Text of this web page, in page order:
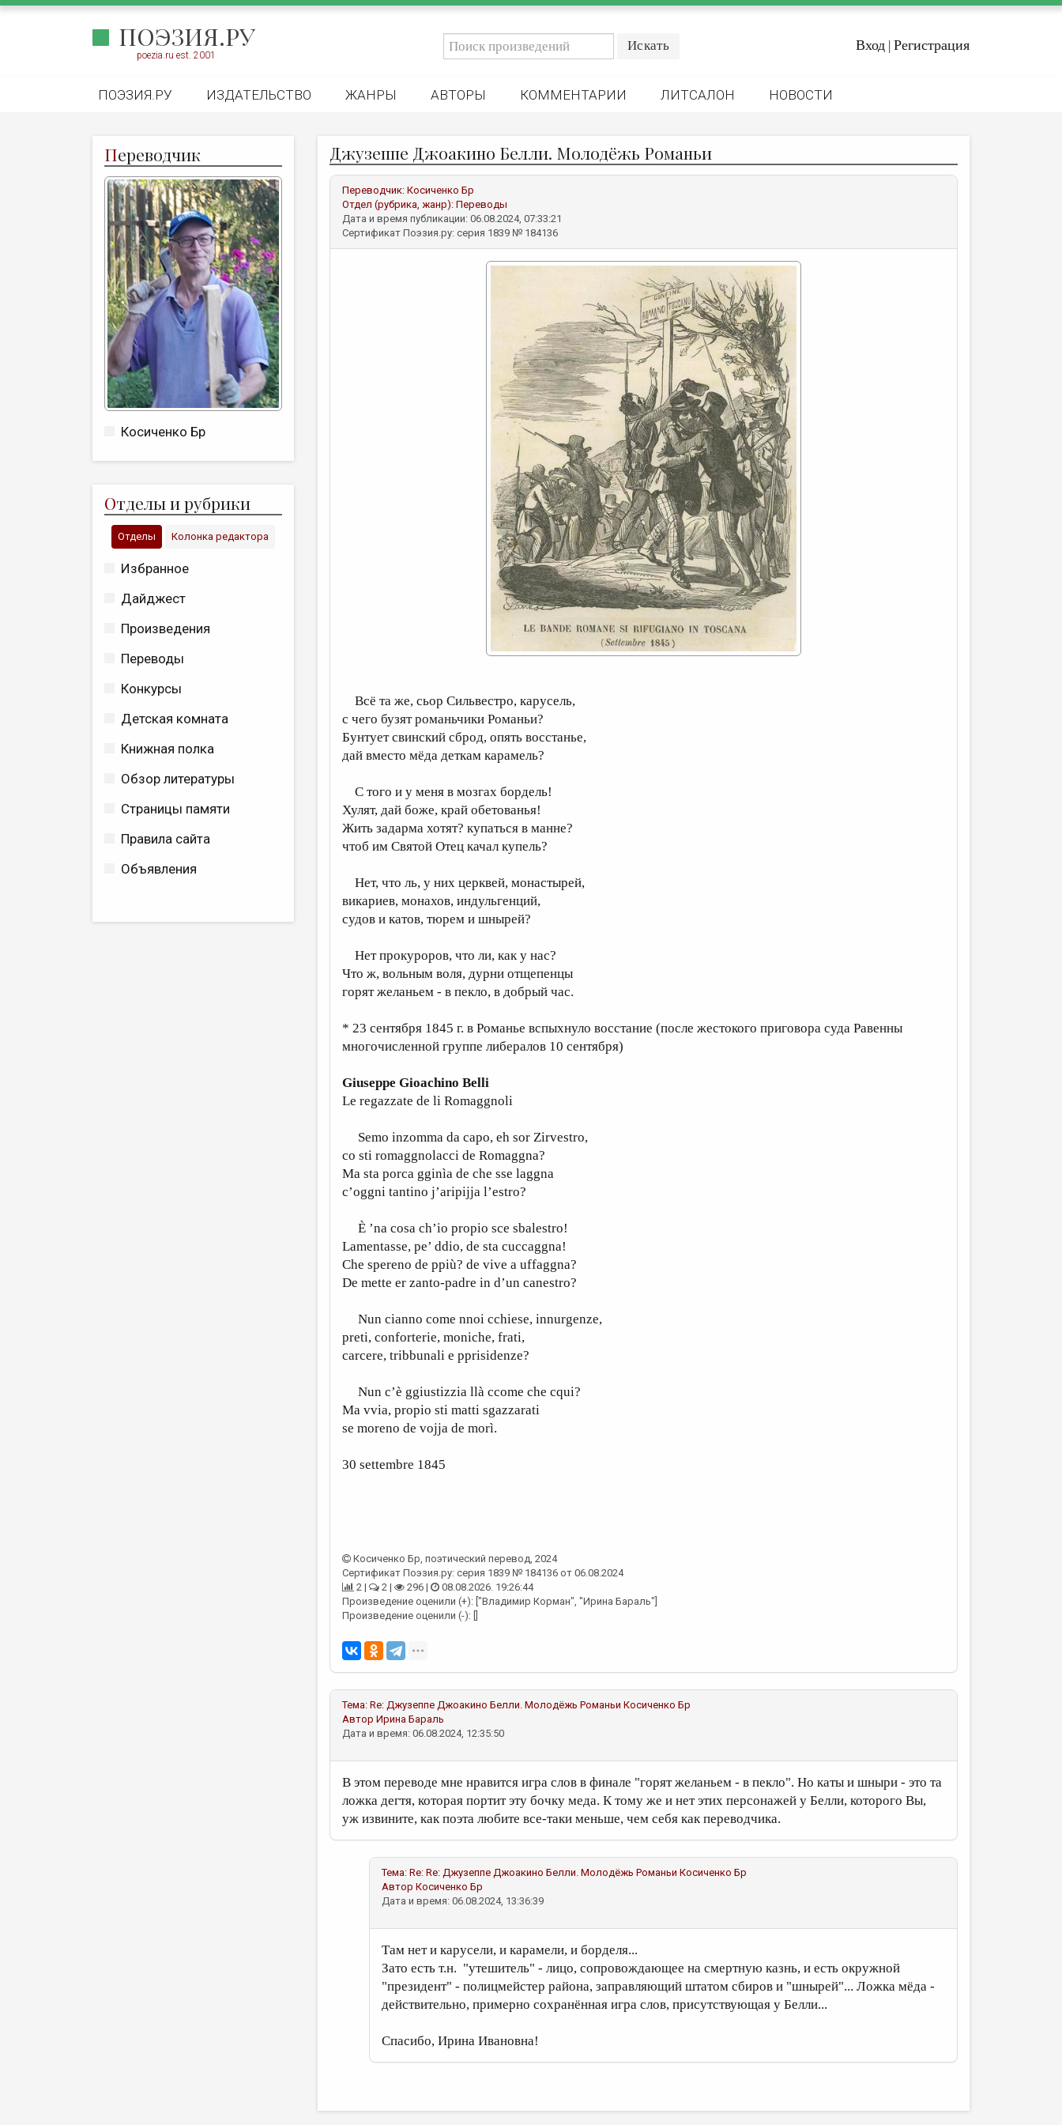
ПОЭЗИЯ.РУ
poezia.ru est. 2001
Вход | Регистрация
ПОЭЗИЯ.РУ ИЗДАТЕЛЬСТВО ЖАНРЫ АВТОРЫ КОММЕНТАРИИ ЛИТСАЛОН НОВОСТИ
Переводчик
Косиченко Бр
Отделы и рубрики
Отделы Колонка редактора
Избранное
Дайджест
Произведения
Переводы
Конкурсы
Детская комната
Книжная полка
Обзор литературы
Страницы памяти
Правила сайта
Объявления
Джузеппе Джоакино Белли. Молодёжь Романьи
Переводчик: Косиченко Бр
Отдел (рубрика, жанр): Переводы
Дата и время публикации: 06.08.2024, 07:33:21
Сертификат Поэзия.ру: серия 1839 № 184136
Всё та же, сьор Сильвестро, карусель,
с чего бузят романьчики Романьи?
Бунтует свинский сброд, опять восстанье,
дай вместо мёда деткам карамель?
С того и у меня в мозгах бордель!
Хулят, дай боже, край обетованья!
Жить задарма хотят? купаться в манне?
чтоб им Святой Отец качал купель?
Нет, что ль, у них церквей, монастырей,
викариев, монахов, индульгенций,
судов и катов, тюрем и шнырей?
Нет прокуроров, что ли, как у нас?
Что ж, вольным воля, дурни отщепенцы
горят желаньем - в пекло, в добрый час.
* 23 сентября 1845 г. в Романье вспыхнуло восстание (после жестокого приговора суда Равенны
многочисленной группе либералов 10 сентября)
Giuseppe Gioachino Belli
Le regazzate de li Romaggnoli
Semo inzomma da capo, eh sor Zirvestro,
co sti romaggnolacci de Romaggna?
Ma sta porca gginìa de che sse laggna
c’oggni tantino j’aripijja l’estro?
È ’na cosa ch’io propio sce sbalestro!
Lamentasse, pe’ ddio, de sta cuccaggna!
Che spereno de ppiù? de vive a uffaggna?
De mette er zanto-padre in d’un canestro?
Nun cianno come nnoi cchiese, innurgenze,
preti, conforterie, moniche, frati,
carcere, tribbunali e pprisidenze?
Nun c’è ggiustizzia llà ccome che cqui?
Ma vvia, propio sti matti sgazzarati
se moreno de vojja de morì.
30 settembre 1845
Косиченко Бр, поэтический перевод, 2024
Сертификат Поэзия.ру: серия 1839 № 184136 от 06.08.2024
2 |
2 | 296 |
08.08.2026. 19:26:44
Произведение оценили (+): ["Владимир Корман", "Ирина Бараль"]
Произведение оценили (-): []
Тема: Re: Джузеппе Джоакино Белли. Молодёжь Романьи Косиченко Бр
Автор Ирина Бараль
Дата и время: 06.08.2024, 12:35:50
В этом переводе мне нравится игра слов в финале "горят желаньем - в пекло". Но каты и шныри - это та
ложка дегтя, которая портит эту бочку меда. К тому же и нет этих персонажей у Белли, которого Вы,
уж извините, как поэта любите все-таки меньше, чем себя как переводчика.
Тема: Re: Re: Джузеппе Джоакино Белли. Молодёжь Романьи Косиченко Бр
Автор Косиченко Бр
Дата и время: 06.08.2024, 13:36:39
Там нет и карусели, и карамели, и борделя...
Зато есть т.н. "утешитель" - лицо, сопровождающее на смертную казнь, и есть окружной
"президент" - полицмейстер района, заправляющий штатом сбиров и "шнырей"... Ложка мёда -
действительно, примерно сохранённая игра слов, присутствующая у Белли...
Спасибо, Ирина Ивановна!